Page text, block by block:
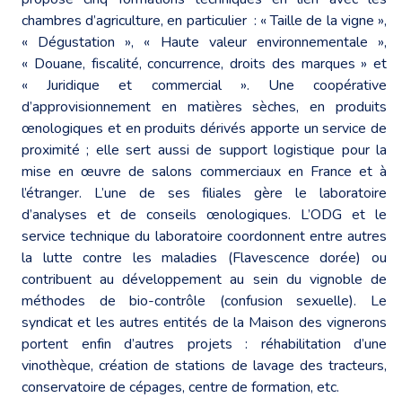
chambres d’agriculture, en particulier : « Taille de la vigne »,
« Dégustation », « Haute valeur environnementale »,
« Douane, fiscalité, concurrence, droits des marques » et
« Juridique et commercial ». Une coopérative
d’approvisionnement en matières sèches, en produits
œnologiques et en produits dérivés apporte un service de
proximité ; elle sert aussi de support logistique pour la
mise en œuvre de salons commerciaux en France et à
l’étranger. L’une de ses filiales gère le laboratoire
d’analyses et de conseils œnologiques. L’ODG et le
service technique du laboratoire coordonnent entre autres
la lutte contre les maladies (Flavescence dorée) ou
contribuent au développement au sein du vignoble de
méthodes de bio-contrôle (confusion sexuelle). Le
syndicat et les autres entités de la Maison des vignerons
portent enfin d’autres projets : réhabilitation d’une
vinothèque, création de stations de lavage des tracteurs,
conservatoire de cépages, centre de formation, etc.